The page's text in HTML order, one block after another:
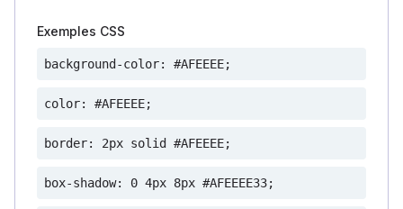
Exemples CSS
background-color: #AFEEEE;
color: #AFEEEE;
border: 2px solid #AFEEEE;
box-shadow: 0 4px 8px #AFEEEE33;